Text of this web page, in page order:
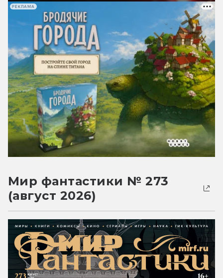
РЕКЛАМА
Мир фантастики № 273
(август 2026)